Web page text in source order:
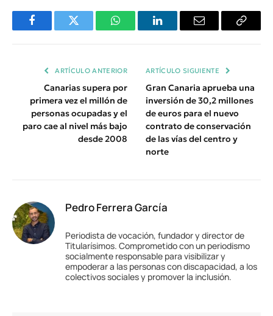
FacebookTwitter WhatsAppLinkedInEmail
Copiar
ARTÍCULO ANTERIOR
Canarias supera por
primera vez el millón de
personas ocupadas y el
paro cae al nivel más bajo
desde 2008
ARTÍCULO SIGUIENTE
Gran Canaria aprueba una
inversión de 30,2 millones
de euros para el nuevo
contrato de conservación
de las vías del centro y
norte
Pedro Ferrera García
Periodista de vocación, fundador y director de
Titularísimos. Comprometido con un periodismo
socialmente responsable para visibilizar y
empoderar a las personas con discapacidad, a los
colectivos sociales y promover la inclusión.